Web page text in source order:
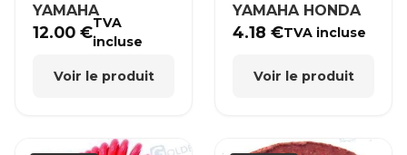
YAMAHA
12.00€TVA
incluse
Voir le produit
YAMAHA HONDA
4.18€TVA incluse
Voir le produit